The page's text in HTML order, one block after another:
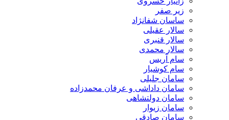
زیر صفر
ساسان شفانژاد
سالار عقیلی
سالار قنبری
سالار محمدی
سام آریس
سام کوشیار
سامان جلیلی
سامان داداشی و عرفان محمدزاده
سامان دولتشاهی
سامان زیوار
سامان صادقی